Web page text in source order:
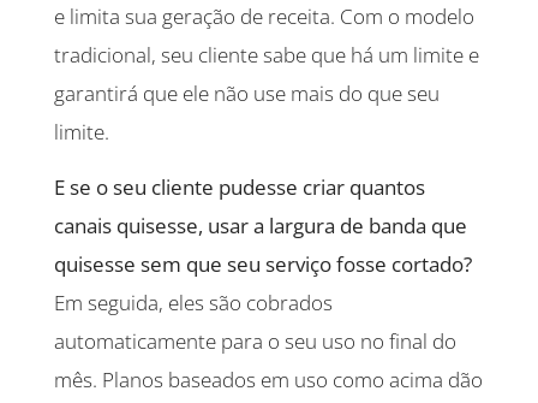
e limita sua geração de receita. Com o modelo
tradicional, seu cliente sabe que há um limite e
garantirá que ele não use mais do que seu
limite.
E se o seu cliente pudesse criar quantos
canais quisesse, usar a largura de banda que
quisesse sem que seu serviço fosse cortado?
Em seguida, eles são cobrados
automaticamente para o seu uso no final do
mês. Planos baseados em uso como acima dão